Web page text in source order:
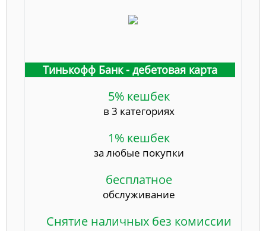
Тинькофф Банк - дебетовая карта
5% кешбек
в 3 категориях
1% кешбек
за любые покупки
бесплатное
обслуживание
Снятие наличных без комиссии